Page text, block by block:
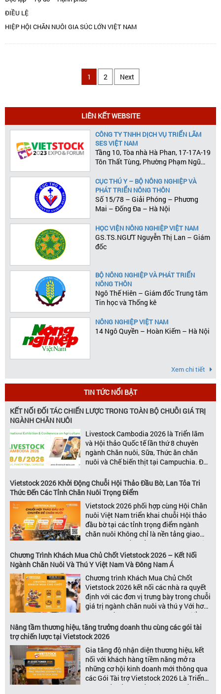
ĐIỀU LỆ
HIỆP HỘI CHĂN NUÔI GIA SÚC LỚN VIỆT NAM
1 2 Next
LIÊN KẾT WEBSITE
CÔNG TY TNHH DỊCH VỤ TRIỂN LÃM
SES VIỆT NAM
Tầng 10, Tòa nhà Hà Phan, 17-17A-19
Tôn Thất Tùng, Phường Phạm Ngũ
CỤC THÚ Y – BỘ NÔNG NGHIỆP VÀ
PHÁT TRIỂN NÔNG THÔN
Số 15/78 – Giải Phóng – Phương
Mai – Đống Đa – Hà Nội
HỌC VIỆN NÔNG NGHIỆP VIỆT NAM
GS.TS.NGƯT Nguyễn Thị Lan – Giám
đốc
BỘ NÔNG NGHIỆP VÀ PHÁT TRIỂN
NÔNG THÔN
Ngô Thế Hiên – Giám đốc Trung tâm
Tin học và Thống kê
NÔNG NGHIỆP VIỆT NAM
14 Ngô Quyền – Hoàn Kiếm – Hà Nội
Xem chi tiết
TIN TỨC NỔI BẬT
KẾT NỐI ĐỐI TÁC CHIẾN LƯỢC TRONG TOÀN BỘ CHUỖI GIÁ TRỊ
NGÀNH CHĂN NUÔI
Livestock Cambodia 2026 là Triển lãm
và Hội thảo Quốc tế lần thứ 8 chuyên
ngành Chăn nuôi, Sữa, Thức ăn chăn
nuôi và Chế biến thịt tại Campuchia. Đây
được đánh giá là một trong những sự
kiện thương mại thường niên uy tín và
đáng chú ý nhất của ngành nông nghiệp
– chăn […]
Vietstock 2026 Khởi Động Chuỗi Hội Thảo Đầu Bờ, Lan Tỏa Tri
Thức Đến Các Tỉnh Chăn Nuôi Trọng Điểm
Vietstock 2026 phối hợp cùng Hội Chăn
nuôi Việt Nam triển khai chuỗi Hội thảo
đầu bờ tại các tỉnh trọng điểm ngành
chăn nuôi Không chỉ là nền tảng giao
thương hàng đầu của ngành chăn nuôi
và thú y, Vietstock còn là triển lãm duy
nhất tại Việt Nam tổ chức thường niên
Chương Trình Khách Mua Chủ Chốt Vietstock 2026 – Kết Nối
Ngành Chăn Nuôi Và Thú Y Việt Nam Và Đông Nam Á
Chương trình Khách Mua Chủ Chốt
Vietstock 2026 kết nối các nhà ra quyết
định với các đơn vị trưng bày trong chuỗi
giá trị ngành chăn nuôi và thú y Với hơn
20 năm đồng hành cùng sự phát triển
của ngành chăn nuôi Việt Nam,
Vietstock đã khẳng định vị thế là triển […]
Nâng tầm thương hiệu, tăng trưởng doanh thu cùng các gói tài
trợ chiến lược tại Vietstock 2026
Gia tăng độ nhận diện thương hiệu, kết
nối với khách hàng tiềm năng mở ra
những cơ hội kinh doanh mới thông qua
các Gói Tài trợ Vietstock 2026 Là Triển
lãm Quốc tế hàng đầu Việt Nam về